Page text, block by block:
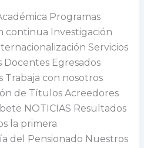
Programas
continua Investigación
Servicios
Docentes Egresados
Trabaja con nosotros
de Títulos Acreedores
NOTICIAS Resultados
la primera
del Pensionado Nuestros